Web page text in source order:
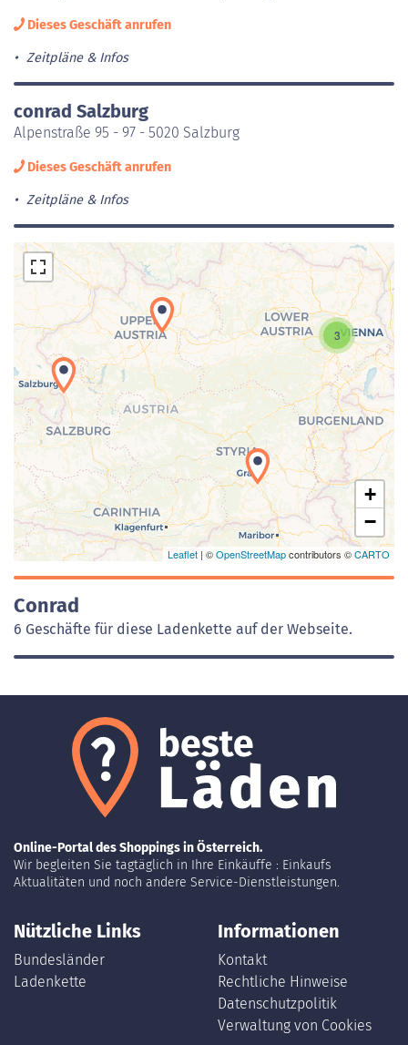
Dieses Geschäft anrufen
Zeitpläne & Infos
conrad Salzburg
Alpenstraße 95 - 97 - 5020 Salzburg
Dieses Geschäft anrufen
Zeitpläne & Infos
Laden der Karte...
3
+
−
Leaflet | ©OpenStreetMapcontributors ©CARTO
Conrad
6 Geschäfte für diese Ladenkette auf der Webseite.
Online-Portal des Shoppings in Österreich.
Wir begleiten Sie tagtäglich in Ihre Einkäuffe : Einkaufs
Aktualitäten und noch andere Service-Dienstleistungen.
Nützliche Links
Bundesländer
Ladenkette
Informationen
Kontakt
Rechtliche Hinweise
Datenschutzpolitik
Verwaltung von Cookies